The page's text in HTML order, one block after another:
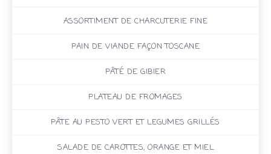
ASSORTIMENT DE CHARCUTERIE FINE
PAIN DE VIANDE FAÇON TOSCANE
PÂTÉ DE GIBIER
PLATEAU DE FROMAGES
PÂTE AU PESTO VERT ET LEGUMES GRILLÉS
SALADE DE CAROTTES, ORANGE ET MIEL